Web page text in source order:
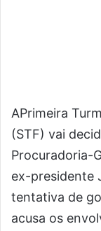
APrimeira
(STF) vai
Procuradoria-
ex-presidente
tentativa de
acusa os